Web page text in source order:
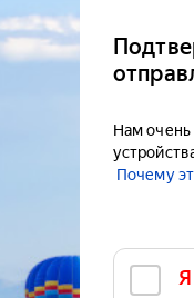
Нам очень
Почему